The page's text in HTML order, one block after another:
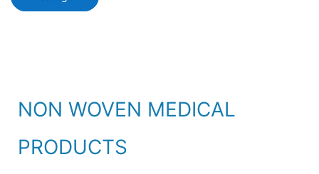
NON WOVEN MEDICAL
PRODUCTS